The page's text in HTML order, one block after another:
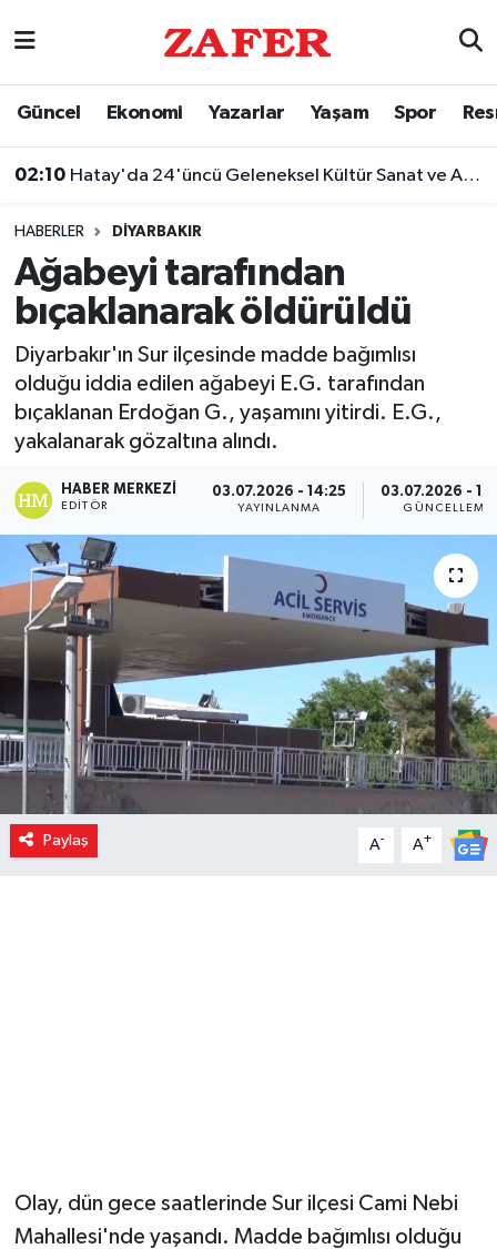
Güncel Ekonomi Yazarlar Yaşam Spor
02:10 Hatay'da 24'üncü Geleneksel Kültür Sanat ve Aba Güreşi Festivali
HABERLER DIYARBAKIR
Ağabeyi tarafından
bıçaklanarak öldürüldü
Diyarbakır'ın Sur ilçesinde madde bağımlısı
olduğu iddia edilen ağabeyi E.G. tarafından
bıçaklanan Erdoğan G., yaşamını yitirdi. E.G.,
yakalanarak gözaltına alındı.
HABER MERKEZI
EDITÖR
03.07.2026 - 14:25
YAYINLANMA
03.07.2026 -
GÜNCELLEME
Paylaş A- A+
Olay, dün gece saatlerinde Sur ilçesi Cami Nebi
Mahallesi'nde yaşandı. Madde bağımlısı olduğu
Nöbetçi Eczaneler
Trafik Durumu
Süper Lig Puan Durumu ve Fikstür
Tüm Manşetler
Son Dakika Haberleri
Haber Arşivi